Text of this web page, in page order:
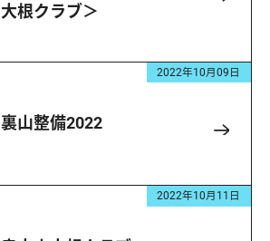
大根クラブ＞
2022年10月09日
裏山整備2022
2022年10月11日